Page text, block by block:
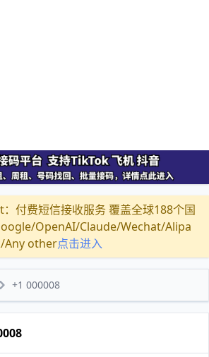
付费短信接收服务 覆盖全球188个国
OpenAI/Claude/Wechat/Alipa
Any other点击进入
+1 000008